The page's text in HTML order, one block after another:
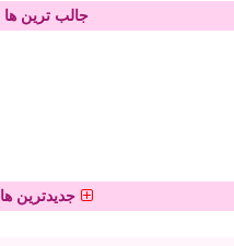
جالب ترین ها
جدیدترین ها